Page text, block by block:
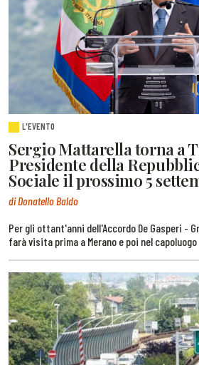
L'EVENTO
Sergio Mattarella torna a
Presidente della
Sociale il prossimo 5
di Donatello Baldo
Per gli ottant'anni dell'Accordo De Gasperi -
farà visita prima a Merano e poi nel capoluogo